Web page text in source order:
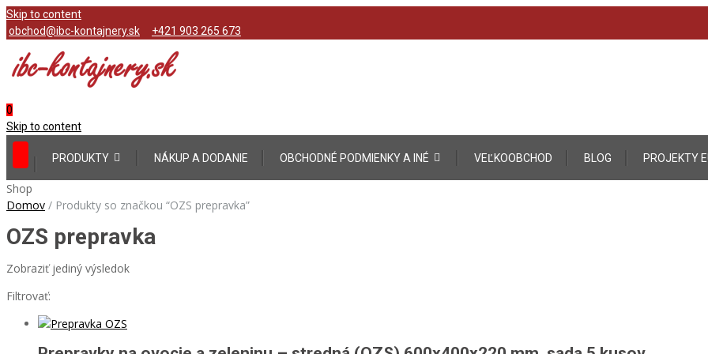
Skip to content
obchod@ibc-kontajnery.sk
+421 903 265 673
0
Skip to content
PRODUKTY NÁKUP A DODANIE OBCHODNÉ PODMIENKY A INÉ VEĽKOOBCHOD BLOG PROJEKTY
Shop
Domov / Produkty so značkou “OZS prepravka”
OZS prepravka
Zobraziť jediný výsledok
Filtrovať: